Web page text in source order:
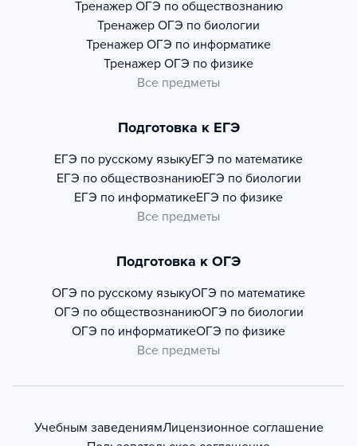
Тренажер ОГЭ по обществознанию
Тренажер ОГЭ по биологии
Тренажер ОГЭ по информатике
Тренажер ОГЭ по физике
Все предметы
Подготовка к ЕГЭ
ЕГЭ по русскому языкуЕГЭ по математике
ЕГЭ по обществознаниюЕГЭ по биологии
ЕГЭ по информатикеЕГЭ по физике
Все предметы
Подготовка к ОГЭ
ОГЭ по русскому языкуОГЭ по математике
ОГЭ по обществознаниюОГЭ по биологии
ОГЭ по информатикеОГЭ по физике
Все предметы
Учебным заведениямЛицензионное соглашение